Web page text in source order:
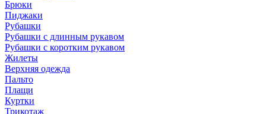
Брюки
Пиджаки
Рубашки
Рубашки с длинным рукавом
Рубашки с коротким рукавом
Жилеты
Верхняя одежда
Пальто
Плащи
Куртки
Трикотаж